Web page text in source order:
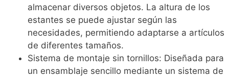
almacenar diversos objetos. La altura de los
estantes se puede ajustar según las
necesidades, permitiendo adaptarse a artículos
de diferentes tamaños.
Sistema de montaje sin tornillos: Diseñada para
un ensamblaje sencillo mediante un sistema de